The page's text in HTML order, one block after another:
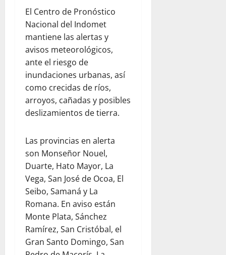
El Centro de Pronóstico
Nacional del Indomet
mantiene las alertas y
avisos meteorológicos,
ante el riesgo de
inundaciones urbanas, así
como crecidas de ríos,
arroyos, cañadas y posibles
deslizamientos de tierra.
Las provincias en alerta
son Monseñor Nouel,
Duarte, Hato Mayor, La
Vega, San José de Ocoa, El
Seibo, Samaná y La
Romana. En aviso están
Monte Plata, Sánchez
Ramírez, San Cristóbal, el
Gran Santo Domingo, San